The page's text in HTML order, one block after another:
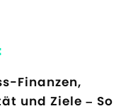
Finanzen,
und Ziele – So